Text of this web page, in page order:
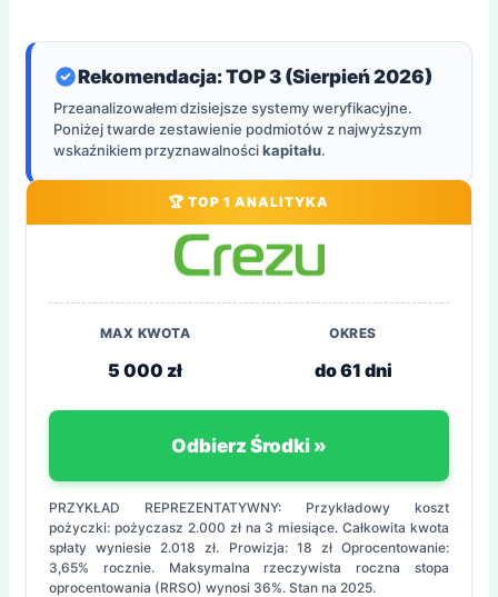
Rekomendacja: TOP 3 (Sierpień 2026)
Przeanalizowałem dzisiejsze systemy weryfikacyjne.
Poniżej twarde zestawienie podmiotów z najwyższym
wskaźnikiem przyznawalnościkapitału.
🏆 TOP 1 ANALITYKA
MAX KWOTA
5 000 zł
OKRES
do 61 dni
Odbierz Środki »
PRZYKŁAD REPREZENTATYWNY: Przykładowy koszt
pożyczki: pożyczasz 2.000 zł na 3 miesiące. Całkowita kwota
spłaty wyniesie 2.018 zł. Prowizja: 18 zł Oprocentowanie:
3,65% rocznie. Maksymalna rzeczywista roczna stopa
oprocentowania (RRSO) wynosi 36%. Stan na 2025.